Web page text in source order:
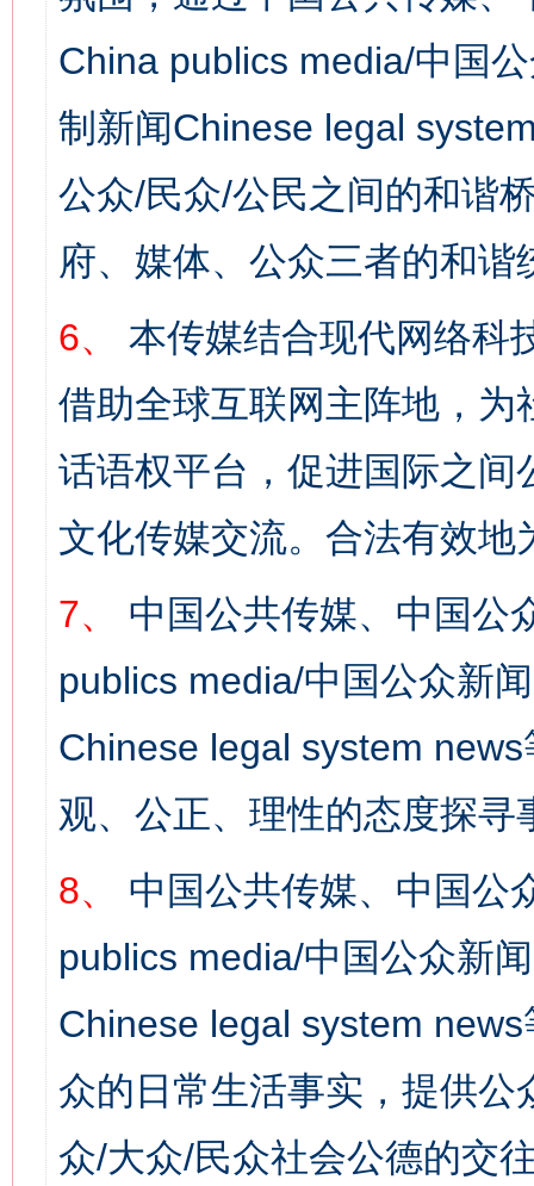
China publics media/中国
制新闻Chinese legal
公众/民众/公民之间的和谐
府、媒体、公众三者的和谐
6、
本传媒结合现代网络科
借助全球互联网主阵地，
话语权平台，促进国际之
文化传媒交流。合法有效地
7、
中国公共传媒、中国公
publics media/中国公众新
Chinese legal system
观、公正、理性的态度探寻
8、
中国公共传媒、中国公
publics media/中国公众新
Chinese legal system
众的日常生活事实，提供
众/大众/民众社会公德的交